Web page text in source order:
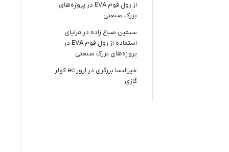
از رول فوم EVA در پروژه‌های
بزرگ صنعتی
سیمین صباغ زاده در مزایای
استفاده از رول فوم EVA در
پروژه‌های بزرگ صنعتی
خیرالنسا برزگری در
ارور ec کولر
گازی